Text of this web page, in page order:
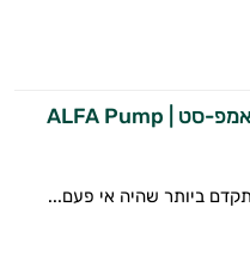
קדם אימון אלפא פאמפ-סט | ALFA Pump
ביותר שהיה אי פעם...